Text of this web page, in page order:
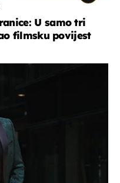
U samo tri
filmsku povijest